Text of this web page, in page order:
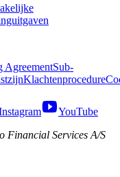
AgreementSub-
Klachtenprocedure
YouTube
Financial Services A/S